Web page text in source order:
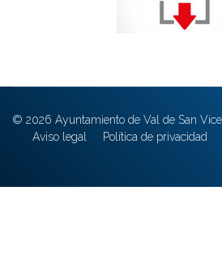
© 2026 Ayuntamiento de Val de San
Aviso legal
Política de privacidad